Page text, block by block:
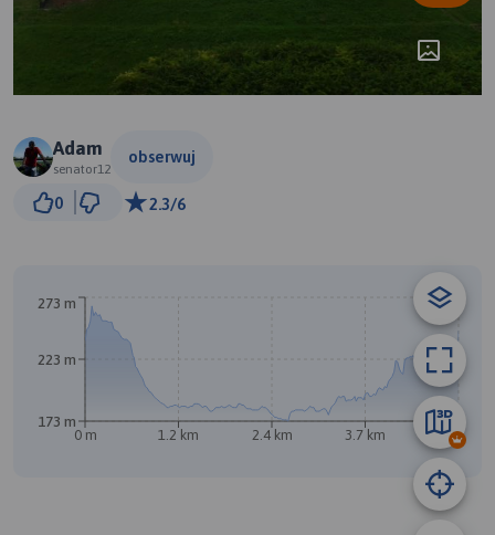
Adam
senator12
obserwuj
0 2.3/6
A
0 m 1.2 km 2.4 km 3.7 km 4.9 km
173 m
223 m
273 m